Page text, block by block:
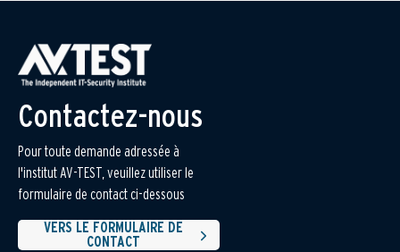
Contactez-nous
Pour toute demande adressée à
l'institut AV-TEST, veuillez utiliser le
formulaire de contact ci-dessous
VERS LE FORMULAIRE DE
CONTACT